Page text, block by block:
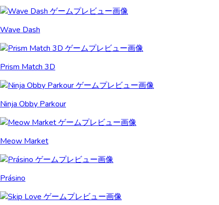
Wave Dash
Prism Match 3D
Ninja Obby Parkour
Meow Market
Prásino